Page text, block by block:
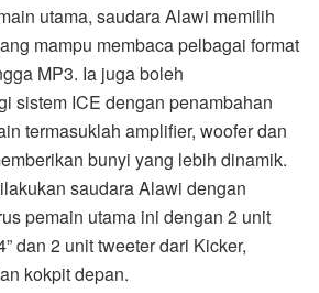
utama, saudara Alawi memilih
mampu membaca pelbagai format
MP3. Ia juga boleh
sistem ICE dengan penambahan
termasuklah amplifier, woofer dan
bunyi yang lebih dinamik.
saudara Alawi dengan
pemain utama ini dengan 2 unit
dan 2 unit tweeter dari Kicker,
kokpit depan.